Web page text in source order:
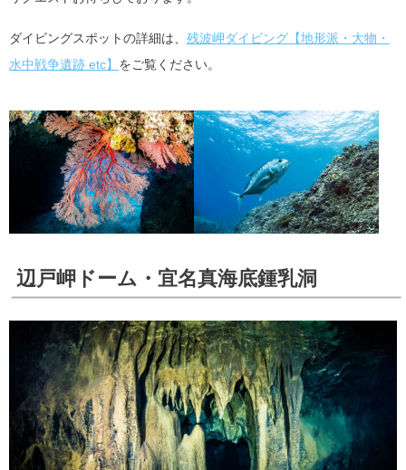
ダイビングスポットの詳細は、 残波岬ダイビング【地形派・大物・
水中戦争遺跡 etc】 をご覧ください。
辺戸岬ドーム・宜名真海底鍾乳洞